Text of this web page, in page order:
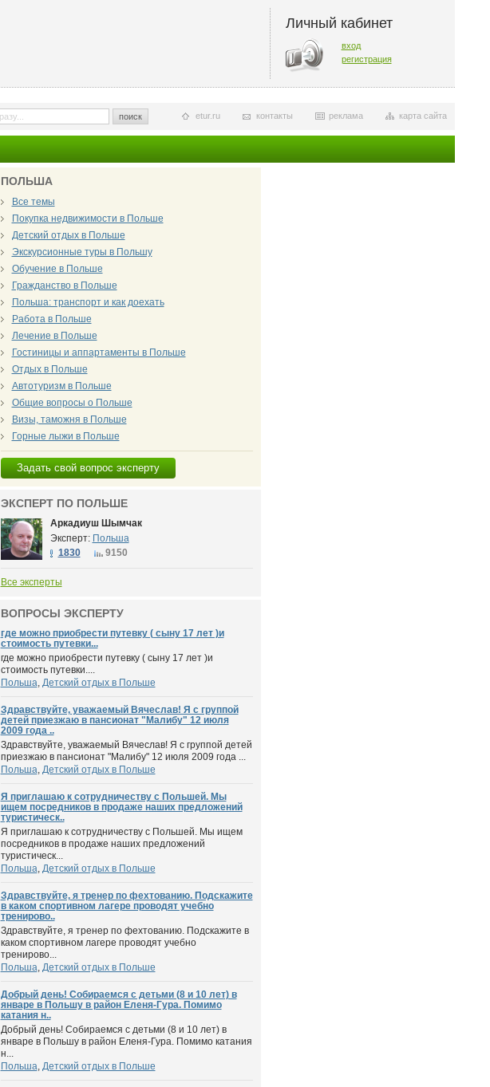
Личный кабинет
вход
регистрация
поиск карта сайта
реклама
контакты
etur.ru
ПОЛЬША
Все темы
Покупка недвижимости в Польше
Детский отдых в Польше
Экскурсионные туры в Польшу
Обучение в Польше
Гражданство в Польше
Польша: транспорт и как доехать
Работа в Польше
Лечение в Польше
Гостиницы и аппартаменты в Польше
Отдых в Польше
Автотуризм в Польше
Общие вопросы о Польше
Визы, таможня в Польше
Горные лыжи в Польше
Задать свой вопрос эксперту
ЭКСПЕРТ ПО ПОЛЬШЕ
Аркадиуш Шымчак
Эксперт: Польша
1830
9150
Все эксперты
ВОПРОСЫ ЭКСПЕРТУ
где можно приобрести путевку ( сыну 17 лет )и
стоимость путевки...
где можно приобрести путевку ( сыну 17 лет )и
стоимость путевки....
Польша, Детский отдых в Польше
Здравствуйте, уважаемый Вячеслав! Я с группой
детей приезжаю в пансионат "Малибу" 12 июля
2009 года ..
Здравствуйте, уважаемый Вячеслав! Я с группой детей
приезжаю в пансионат "Малибу" 12 июля 2009 года ...
Польша, Детский отдых в Польше
Я приглашаю к сотрудничеству с Польшей. Мы
ищем посредников в продаже наших предложений
туристическ..
Я приглашаю к сотрудничеству с Польшей. Мы ищем
посредников в продаже наших предложений
туристическ...
Польша, Детский отдых в Польше
Здравствуйте, я тренер по фехтованию. Подскажите
в каком спортивном лагере проводят учебно
тренирово..
Здравствуйте, я тренер по фехтованию. Подскажите в
каком спортивном лагере проводят учебно
тренирово...
Польша, Детский отдых в Польше
Добрый день! Собираемся с детьми (8 и 10 лет) в
январе в Польшу в район Еленя-Гура. Помимо
катания н..
Добрый день! Собираемся с детьми (8 и 10 лет) в
январе в Польшу в район Еленя-Гура. Помимо катания
н...
Польша, Детский отдых в Польше